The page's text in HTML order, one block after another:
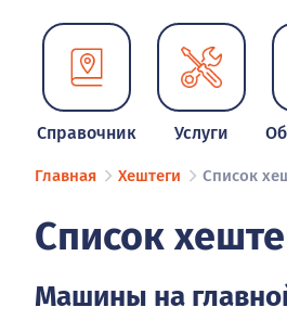
Справочник Услуги
Главная Хештеги Список
Список
Машины на